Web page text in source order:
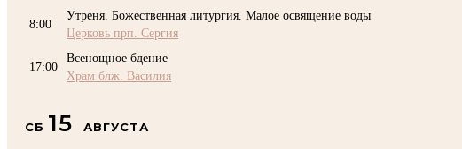
8:00
Утреня. Божественная литургия. Малое освящение воды
Церковь прп. Сергия
17:00
Всенощное бдение
Храм блж. Василия
СБ 15 АВГУСТА